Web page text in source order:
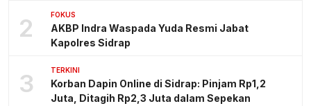
2 FOKUS
AKBP Indra Waspada Yuda Resmi Jabat
Kapolres Sidrap
3 TERKINI
Korban Dapin Online di Sidrap: Pinjam Rp1,2
Juta, Ditagih Rp2,3 Juta dalam Sepekan